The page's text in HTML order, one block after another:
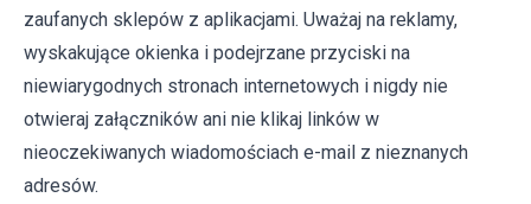
zaufanych sklepów z aplikacjami. Uważaj na reklamy,
wyskakujące okienka i podejrzane przyciski na
niewiarygodnych stronach internetowych i nigdy nie
otwieraj załączników ani nie klikaj linków w
nieoczekiwanych wiadomościach e-mail z nieznanych
adresów.